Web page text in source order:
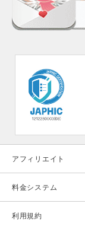
アフィリエイト
料金システム
利用規約